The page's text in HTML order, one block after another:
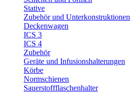
Stative
Zubehör und Unterkonstruktionen
Deckenwagen
ICS 3
ICS 4
Zubehör
Geräte und Infusionshalterungen
Körbe
Normschienen
Sauerstoffflaschenhalter